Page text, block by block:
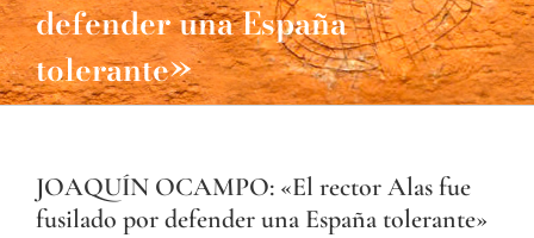
defender una España
tolerante»
JOAQUÍN OCAMPO: «El rector Alas fue
fusilado por defender una España tolerante»